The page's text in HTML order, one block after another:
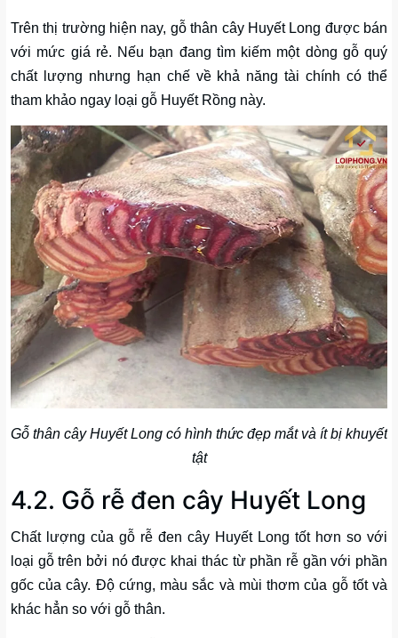
Trên thị trường hiện nay, gỗ thân cây Huyết Long được bán
với mức giá rẻ. Nếu bạn đang tìm kiếm một dòng gỗ quý
chất lượng nhưng hạn chế về khả năng tài chính có thể
tham khảo ngay loại gỗ Huyết Rồng này.
Gỗ thân cây Huyết Long có hình thức đẹp mắt và ít bị khuyết
tật
4.2. Gỗ rễ đen cây Huyết Long
Chất lượng của gỗ rễ đen cây Huyết Long tốt hơn so với
loại gỗ trên bởi nó được khai thác từ phần rễ gần với phần
gốc của cây. Độ cứng, màu sắc và mùi thơm của gỗ tốt và
khác hẳn so với gỗ thân.